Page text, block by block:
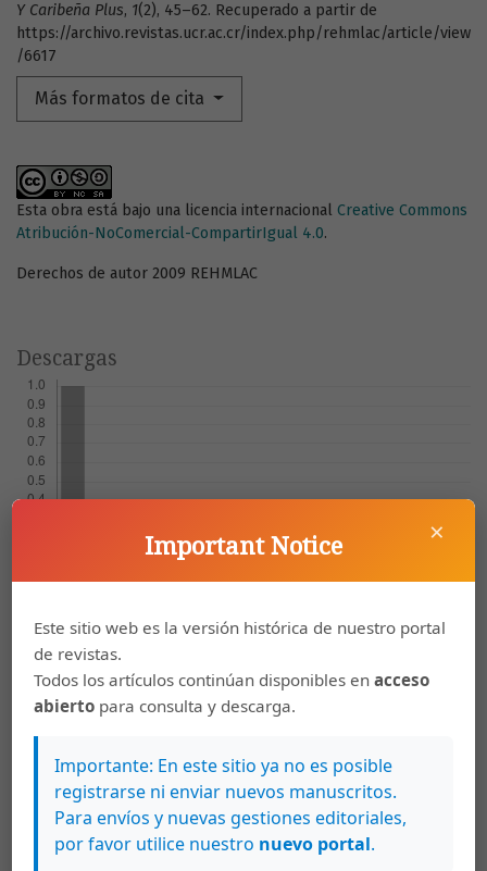
Y Caribeña Plus, 1(2), 45–62. Recuperado a partir de
https://archivo.revistas.ucr.ac.cr/index.php/rehmlac/article/view
/6617
Más formatos de cita
Esta obra está bajo una licencia internacional Creative Commons
Atribución-NoComercial-CompartirIgual 4.0.
Derechos de autor 2009 REHMLAC
Descargas
Artículos más leídos del mismo autor/a
manipulación de la historia de la masonería
REHMLAC+, Revista de Estudios Históricos de la
Masonería Latinoamericana y Caribeña plus:
Vol. 11 Núm. 1 (2019): Vol. 11, no. 1, mayo-
×
Important Notice
Este sitio web es la versión histórica de nuestro portal
de revistas.
Todos los artículos continúan disponibles enacceso
abierto para consulta y descarga.
Importante: En este sitio ya no es posible
registrarse ni enviar nuevos manuscritos.
Para envíos y nuevas gestiones editoriales,
por favor utilice nuestro nuevo portal.